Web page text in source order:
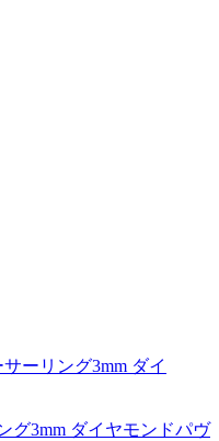
グ3mm ダイヤモンドパヴ